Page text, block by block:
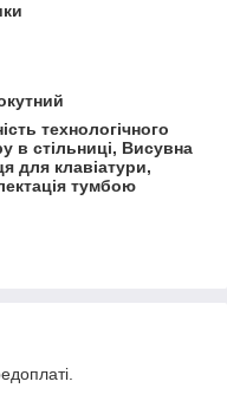
технологічного
в стільниці, Висувна
для клавіатури,
тумбою